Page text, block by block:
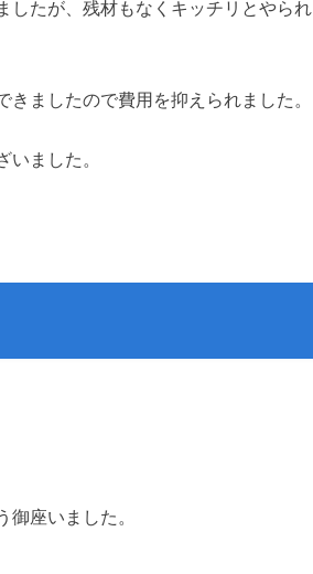
たが、残材もなくキッチリとやられ
ましたので費用を抑えられました。
ました。
座いました。